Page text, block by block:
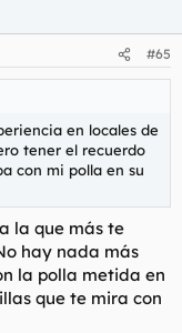
#65
en locales de
tener el recuerdo
con mi polla en su
la que más te
hay nada más
la polla metida en
que te mira con